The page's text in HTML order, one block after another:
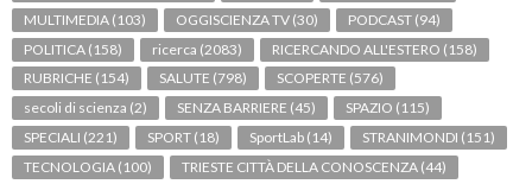
MULTIMEDIA (103) OGGISCIENZA TV (30) PODCAST (94)
POLITICA (158) ricerca (2083) RICERCANDO ALL'ESTERO (158)
RUBRICHE (154) SALUTE (798) SCOPERTE (576)
secoli di scienza (2) SENZA BARRIERE (45) SPAZIO (115)
SPECIALI (221) SPORT (18) SportLab (14) STRANIMONDI (151)
TECNOLOGIA (100) TRIESTE CITTÀ DELLA CONOSCENZA (44)